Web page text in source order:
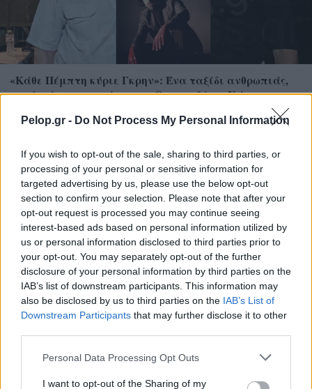
Pelop.gr - Do Not Process My Personal Information
If you wish to opt-out of the sale, sharing to third parties, or
processing of your personal or sensitive information for
targeted advertising by us, please use the below opt-out
section to confirm your selection. Please note that after your
opt-out request is processed you may continue seeing
interest-based ads based on personal information utilized by
us or personal information disclosed to third parties prior to
your opt-out. You may separately opt-out of the further
disclosure of your personal information by third parties on the
IAB’s list of downstream participants. This information may
also be disclosed by us to third parties on the IAB’s List of
Downstream Participants that may further disclose it to other
Please note that this website/app uses one or more Google
not limited to your visit or usage behaviour. You may click to
Personal Data Processing Opt Outs
I want to opt-out of the Sharing of my
«Κάθε Πέμπτη κύριε Γκρην»: Ένα ταξίδι ανθρωπιάς,
αποδοχής και συγκίνησης – Ο σκηνοθέτης Κώστας
Τι σημαίνουν οι καφέ άκρες στα φυτά – Το λάθος με το